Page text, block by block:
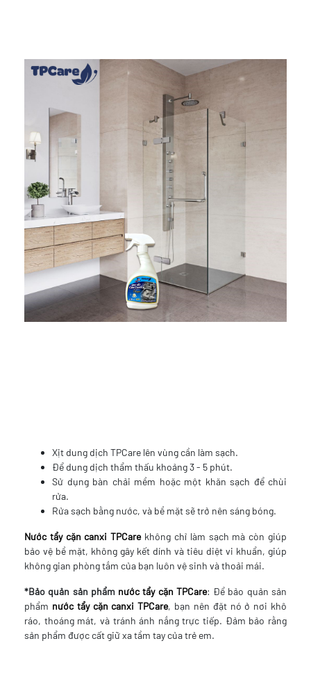
Xịt dung dịch TPCare lên vùng cần làm sạch.
Để dung dịch thẩm thấu khoảng 3 - 5 phút.
Sử dụng bàn chải mềm hoặc một khăn sạch để chùi
rửa.
Rửa sạch bằng nước, và bề mặt sẽ trở nên sáng bóng.
Nước tẩy cặn canxi TPCarekhông chỉ làm sạch mà còn giúp
bảo vệ bề mặt, không gây kết dính và tiêu diệt vi khuẩn, giúp
không gian phòng tắm của bạn luôn vệ sinh và thoải mái.
*Bảo quản sản phẩm nước tẩy cặn TPCare: Để bảo quản sản
phẩm nước tẩy cặn canxi TPCare, bạn nên đặt nó ở nơi khô
ráo, thoáng mát, và tránh ánh nắng trực tiếp. Đảm bảo rằng
sản phẩm được cất giữ xa tầm tay của trẻ em.